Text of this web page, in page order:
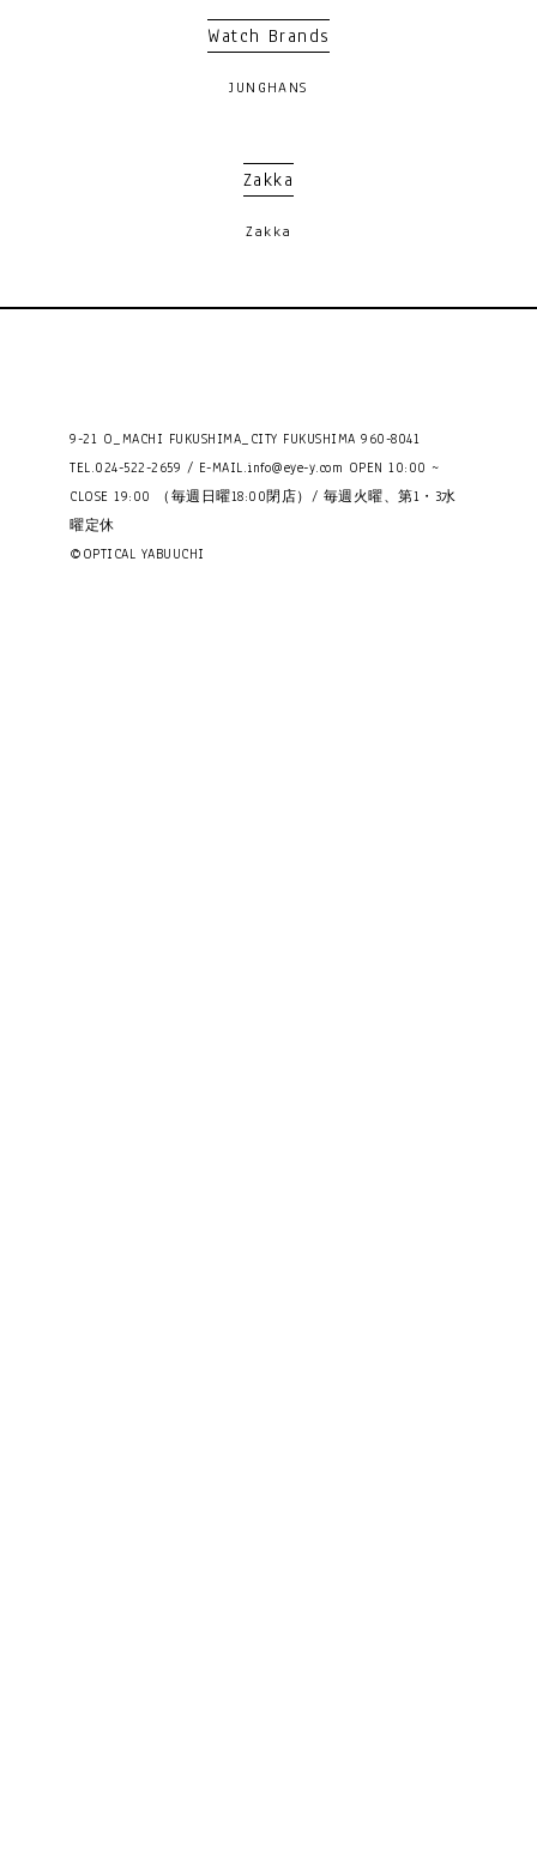
Watch Brands
JUNGHANS
Zakka
Zakka
9-21 O_MACHI FUKUSHIMA_CITY FUKUSHIMA 960-8041
TEL.024-522-2659 / E-MAIL.info@eye-y.com OPEN 10:00 ~
CLOSE 19:00 （毎週日曜18:00閉店）/ 毎週火曜、第1・3水
曜定休
©OPTICAL YABUUCHI